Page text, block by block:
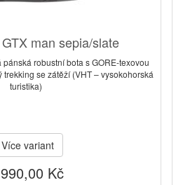
man sepia/slate
robustní bota s GORE-texovou
se zátěží (VHT – vysokohorská
turistika)
Více variant
Kč